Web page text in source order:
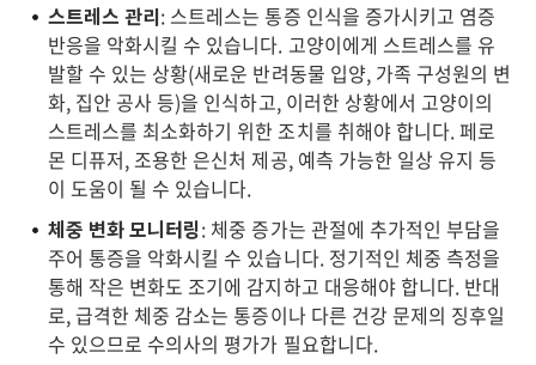
스트레스 관리: 스트레스는 통증 인식을 증가시키고 염증
반응을 악화시킬 수 있습니다. 고양이에게 스트레스를 유
발할 수 있는 상황(새로운 반려동물 입양, 가족 구성원의 변
화, 집안 공사 등)을 인식하고, 이러한 상황에서 고양이의
스트레스를 최소화하기 위한 조치를 취해야 합니다. 페로
몬 디퓨저, 조용한 은신처 제공, 예측 가능한 일상 유지 등
이 도움이 될 수 있습니다.
체중 변화 모니터링: 체중 증가는 관절에 추가적인 부담을
주어 통증을 악화시킬 수 있습니다. 정기적인 체중 측정을
통해 작은 변화도 조기에 감지하고 대응해야 합니다. 반대
로, 급격한 체중 감소는 통증이나 다른 건강 문제의 징후일
수 있으므로 수의사의 평가가 필요합니다.